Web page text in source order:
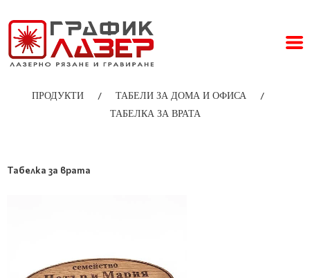
ПРОДУКТИ / ТАБЕЛИ ЗА ДОМА И ОФИСА /
ТАБЕЛКА ЗА ВРАТА
Табелка за врата